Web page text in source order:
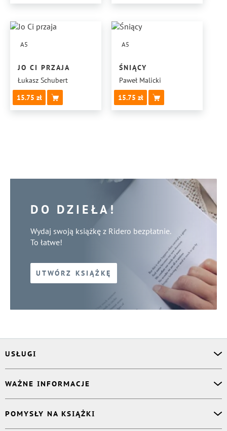
A5
JO CI PRZAJA
Łukasz Schubert
15.75
A5
ŚNIĄCY
Paweł Malicki
15.75
DO DZIEŁA!
Wydaj swoją książkę z Ridero bezpłatnie.
To łatwe!
UTWÓRZ KSIĄŻKĘ
USŁUGI
Korektor
Projektant okładki
Druk Twojej książki
Publikacja
WAŻNE INFORMACJE
Książki Ridero
POMYSŁY NA KSIĄŻKI